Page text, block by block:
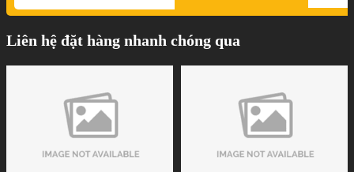
Liên hệ đặt hàng nhanh chóng qua